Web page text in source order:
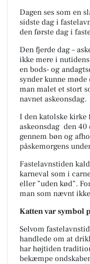
Dagen ses som en
sidste dag i
den første dag i
Den fjerde dag –
ikke mere i
en bods- og
synder kunne
man malet et stort
navnet askeonsdag.
I den katolske kirke
askeonsdag den 40
gennem bøn og
påskemorgens
Fastelavnstiden
karneval som i
eller ”uden kød”.
man som nævnt
Katten var symbol
Selvom
handlede om at
har højtiden
bekæmpe